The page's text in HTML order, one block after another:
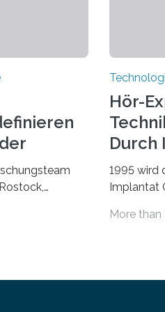
Saint Louis hat
Ihre
am 28. März
Hör-
Durch
1995 wird
Implantat
More than